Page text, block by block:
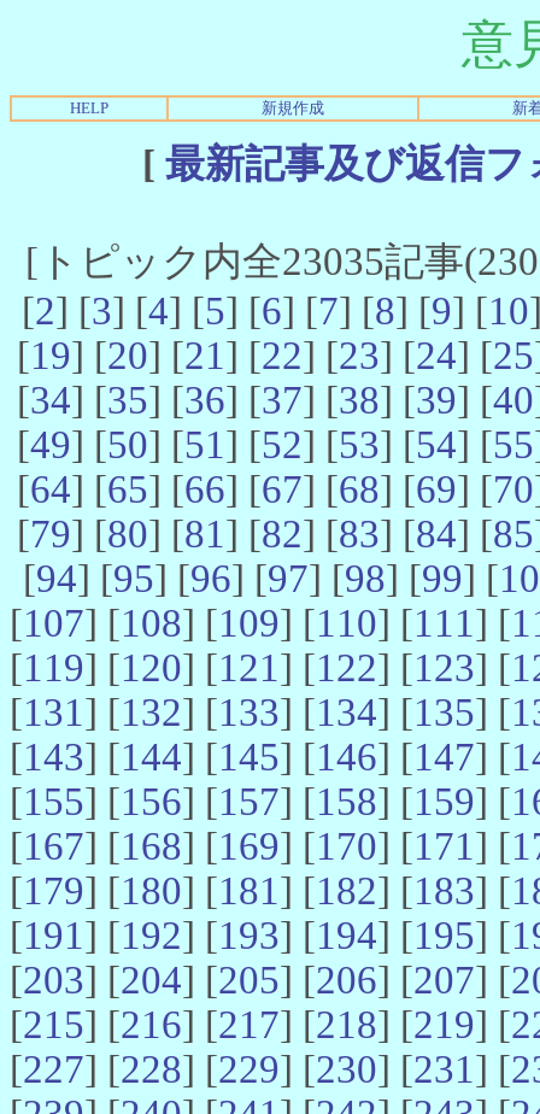
意
HELP 新規作成 新
[ 最新記事及び返信
[トピック内全23035記事
[2] [3] [4] [5] [6] [7] [8] [9] [10
[19] [20] [21] [22] [23] [24] [25
[34] [35] [36] [37] [38] [39] [40
[49] [50] [51] [52] [53] [54] [55
[64] [65] [66] [67] [68] [69] [70
[79] [80] [81] [82] [83] [84] [85
[94] [95] [96] [97] [98] [99] [
[107] [108] [109] [110] [111] [
[119] [120] [121] [122] [123] [
[131] [132] [133] [134] [135] [
[143] [144] [145] [146] [147] [
[155] [156] [157] [158] [159] [
[167] [168] [169] [170] [171] [
[179] [180] [181] [182] [183] [
[191] [192] [193] [194] [195] [
[203] [204] [205] [206] [207] [
[215] [216] [217] [218] [219] [
[227] [228] [229] [230] [231] [